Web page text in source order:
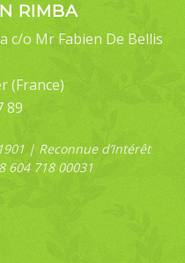
RIMBA
c/o Mr Fabien De Bellis
(France)
89
| Reconnue d’Intérêt
604 718 00031